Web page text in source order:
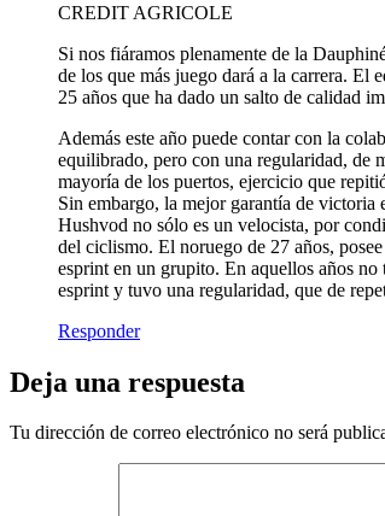
CREDIT AGRICOLE
Si nos fiáramos plenamente de la
de los que más juego dará a la carrera.
25 años que ha dado un salto de
Además este año puede contar con la
equilibrado, pero con una regularidad, de
mayoría de los puertos, ejercicio que
Sin embargo, la mejor garantía de victoria
Hushvod no sólo es un velocista, por
del ciclismo. El noruego de 27 años,
esprint en un grupito. En aquellos años
esprint y tuvo una regularidad, que de
Responder
Deja una respuesta
Tu dirección de correo electrónico no será